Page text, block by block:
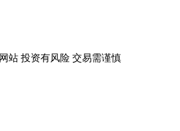
站 投资有风险 交易需谨慎